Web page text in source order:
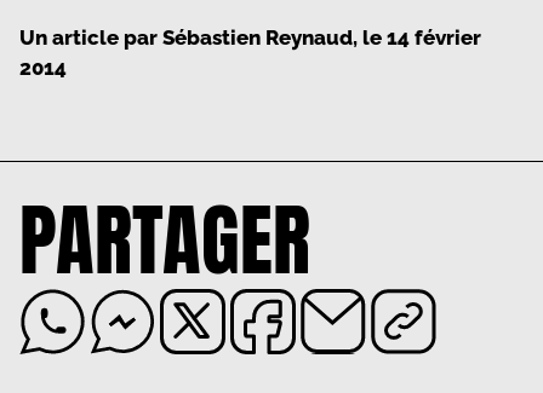
Un article par Sébastien Reynaud, le 14 février
2014
PARTAGER